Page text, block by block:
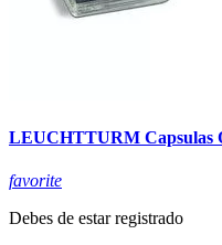
LEUCHTTURM Capsulas
favorite
Debes de estar registrado